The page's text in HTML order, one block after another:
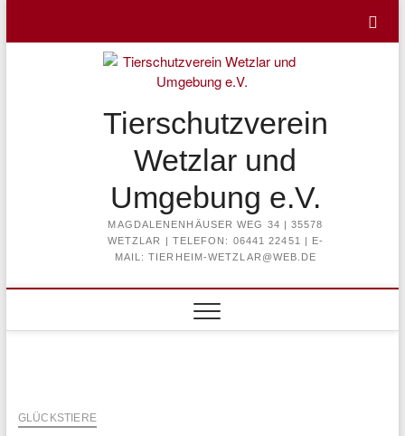
content
Tierschutzverein
Wetzlar und
Umgebung e.V.
MAGDALENENHÄUSER WEG 34 | 35578
WETZLAR | TELEFON: 06441 22451 | E-
MAIL: TIERHEIM-WETZLAR@WEB.DE
GLÜCKSTIERE